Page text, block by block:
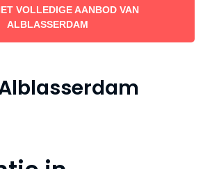
VOLLEDIGE AANBOD VAN
ALBLASSERDAM